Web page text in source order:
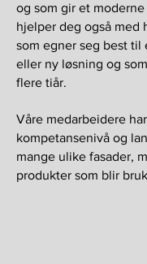
og som gir et
hjelper deg også med
som egner seg best til
eller ny løsning og
flere tiår.
Våre medarbeidere
kompetansenivå og
mange ulike fasader,
produkter som blir